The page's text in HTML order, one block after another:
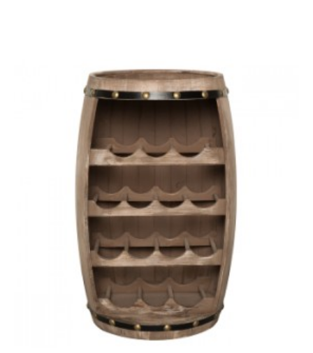
BAREK BODEGA JODŁA 80
1 178,94 zł
BAREK BODEGA II 80 CM
JODŁA
1 034,30 zł1 162,14 zł
-11%